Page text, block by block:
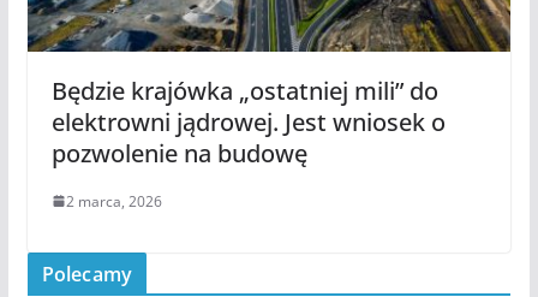
Będzie krajówka „ostatniej mili” do
elektrowni jądrowej. Jest wniosek o
pozwolenie na budowę
2 marca, 2026
Polecamy